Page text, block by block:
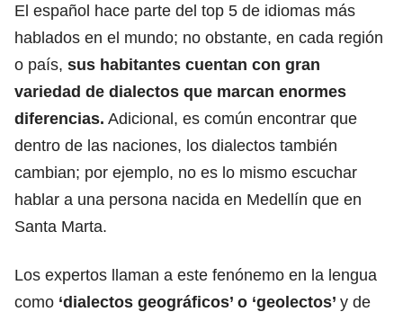
El español hace parte del top 5 de idiomas más
hablados en el mundo; no obstante, en cada región
o país, sus habitantes cuentan con gran
variedad de dialectos que marcan enormes
diferencias. Adicional, es común encontrar que
dentro de las naciones, los dialectos también
cambian; por ejemplo, no es lo mismo escuchar
hablar a una persona nacida en Medellín que en
Santa Marta.
Los expertos llaman a este fenónemo en la lengua
como ‘dialectos geográficos’ o ‘geolectos’ y de